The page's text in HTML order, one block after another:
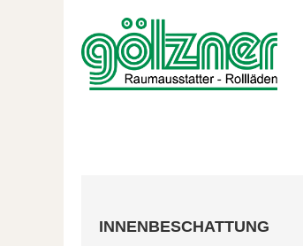
INNENBESCHATTUNG